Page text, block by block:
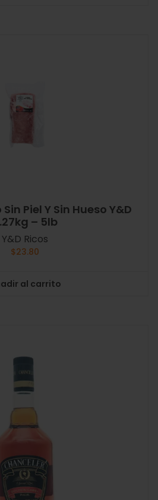
Piel Y Sin Hueso Y&D
– 5lb
Y&D Ricos
$23.80
al carrito